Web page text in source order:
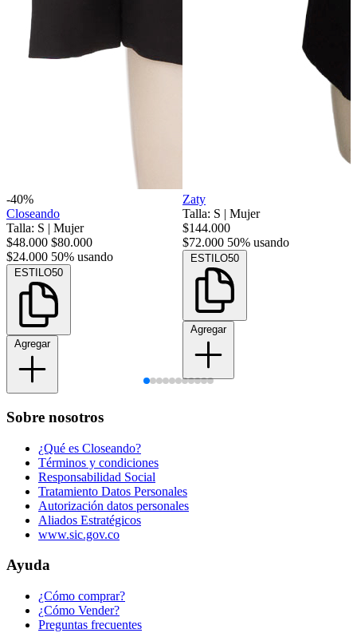
-40%
Closeando
Talla: S | Mujer
$48.000 $80.000
$24.000 50% usando
ESTILO50
Agregar
Zaty
Talla: S | Mujer
$144.000
$72.000 50% usando
ESTILO50
Agregar
Sobre nosotros
¿Qué es Closeando?
Términos y condiciones
Responsabilidad Social
Tratamiento Datos Personales
Autorización datos personales
Aliados Estratégicos
www.sic.gov.co
Ayuda
¿Cómo comprar?
¿Cómo Vender?
Preguntas frecuentes